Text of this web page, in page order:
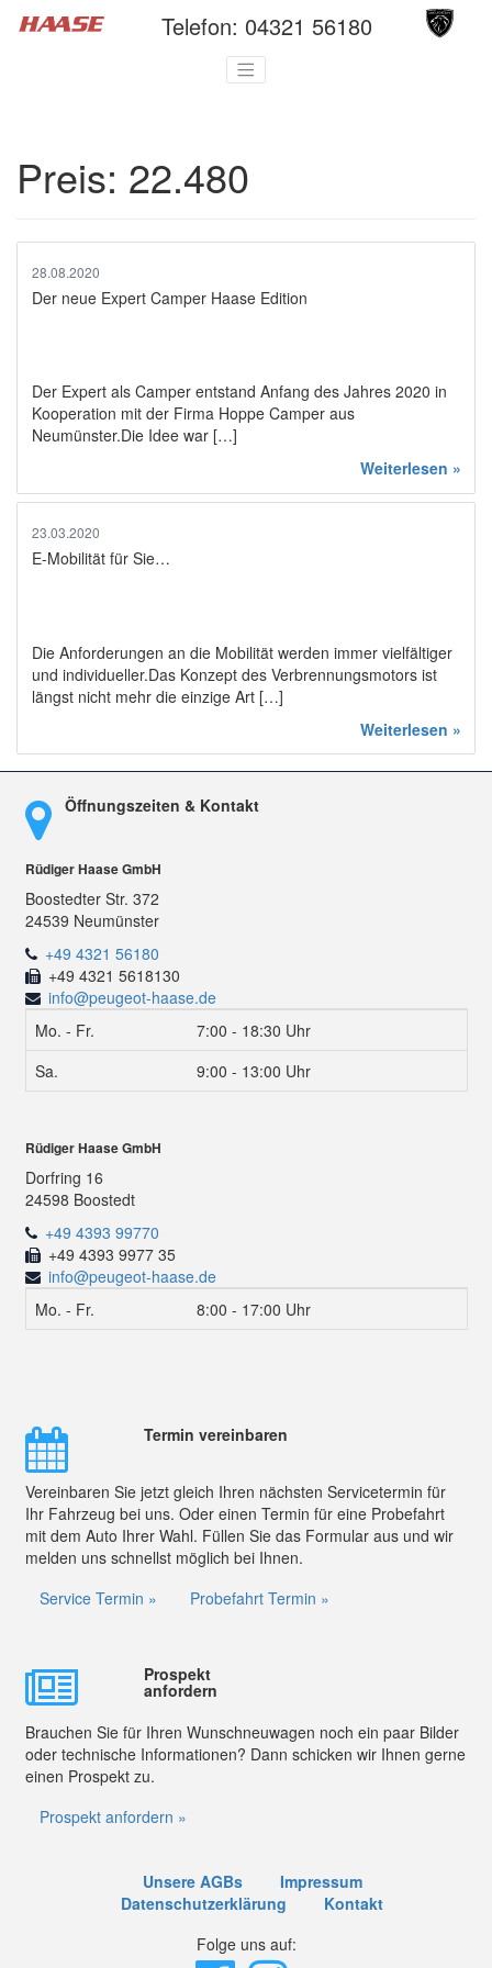
Telefon: 04321 56180
Preis: 22.480
28.08.2020
Der neue Expert Camper Haase Edition
Der Expert als Camper entstand Anfang des Jahres 2020 in
Kooperation mit der Firma Hoppe Camper aus
Neumünster.Die Idee war […]
Weiterlesen »
23.03.2020
E-Mobilität für Sie…
Die Anforderungen an die Mobilität werden immer vielfältiger
und individueller.Das Konzept des Verbrennungsmotors ist
längst nicht mehr die einzige Art […]
Weiterlesen »
Öffnungszeiten & Kontakt
Rüdiger Haase GmbH
Boostedter Str. 372
24539 Neumünster
+49 4321 56180
+49 4321 5618130
info@peugeot-haase.de
Mo. - Fr.
7:00 - 18:30 Uhr
Sa.
9:00 - 13:00 Uhr
Rüdiger Haase GmbH
Dorfring 16
24598 Boostedt
+49 4393 99770
+49 4393 9977 35
info@peugeot-haase.de
Mo. - Fr.
8:00 - 17:00 Uhr
Termin vereinbaren
Vereinbaren Sie jetzt gleich Ihren nächsten Servicetermin für
Ihr Fahrzeug bei uns. Oder einen Termin für eine Probefahrt
mit dem Auto Ihrer Wahl. Füllen Sie das Formular aus und wir
melden uns schnellst möglich bei Ihnen.
Service Termin »
Probefahrt Termin »
Prospekt
anfordern
Brauchen Sie für Ihren Wunschneuwagen noch ein paar Bilder
oder technische Informationen? Dann schicken wir Ihnen gerne
einen Prospekt zu.
Prospekt anfordern »
Unsere AGBs
Impressum
Datenschutzerklärung
Kontakt
Folge uns auf: